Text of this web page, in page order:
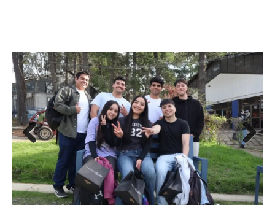
Previous Next